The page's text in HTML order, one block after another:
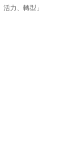
力、轉型」